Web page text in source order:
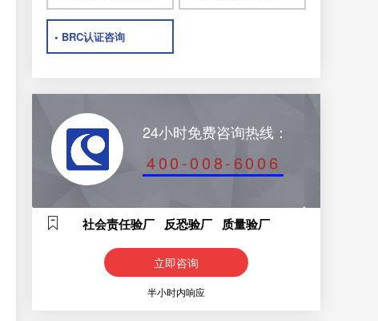
• BRC认证咨询
24小时免费咨询热线：
400-008-6006
社会责任验厂 反恐验厂 质量验厂
立即咨询
半小时内响应